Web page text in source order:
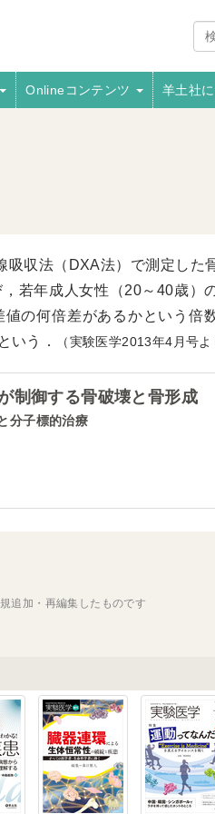
Onlineコンテンツ 羊土社
収法（DXA法）で測定した
若年成人女性（20～40歳）
の何倍差があるかという倍
いう．
（実験医学2013年4月号よ
制御する骨破壊と骨形成
分子標的治療
追加・再編集したものです